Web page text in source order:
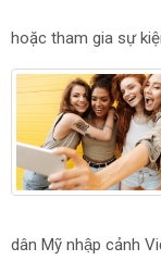
hoặc tham gia sự
dân Mỹ nhập cảnh